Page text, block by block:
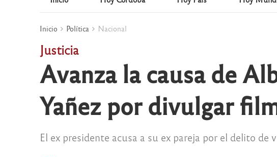
Inicio Política Nacional
Justicia
Avanza la causa de
Yañez por divulgar
El ex presidente acusa a su ex pareja por el delito